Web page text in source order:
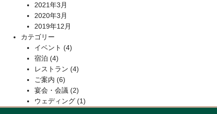
2021年3月
2020年3月
2019年12月
カテゴリー
イベント (4)
宿泊 (4)
レストラン (4)
ご案内 (6)
宴会・会議 (2)
ウェディング (1)